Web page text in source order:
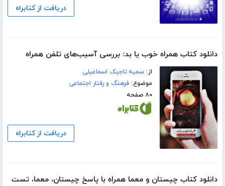
دریافت از کتابراه
دانلود کتاب همراه خوب یا بد: بررسی آسیب‌های تلفن همراه
از:سمیه تاجیک اسماعیلی
موضوع:فرهنگ و رفتار اجتماعی
۸۰ صفحه
دریافت از کتابراه
دانلود کتاب چیستان و معما همراه با پاسخ چیستان، معما، تست